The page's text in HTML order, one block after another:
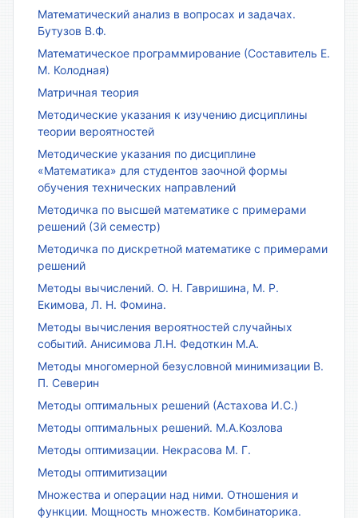
Математический анализ в вопросах и задачах.
Бутузов В.Ф.
Математическое программирование (Составитель Е.
М. Колодная)
Матричная теория
Методические указания к изучению дисциплины
теории вероятностей
Методические указания по дисциплине
«Математика» для студентов заочной формы
обучения технических направлений
Методичка по высшей математике с примерами
решений (3й семестр)
Методичка по дискретной математике с примерами
решений
Методы вычислений. О. Н. Гавришина, М. Р.
Екимова, Л. Н. Фомина.
Методы вычисления вероятностей случайных
событий. Анисимова Л.Н. Федоткин М.А.
Методы многомерной безусловной минимизации В.
П. Северин
Методы оптимальных решений (Астахова И.С.)
Методы оптимальных решений. М.А.Козлова
Методы оптимизации. Некрасова М. Г.
Методы оптимитизации
Множества и операции над ними. Отношения и
функции. Мощность множеств. Комбинаторика.